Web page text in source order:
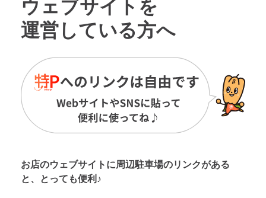
ウェブサイトを
運営している方へ
お店のウェブサイトに周辺駐車場のリンクがある
と、とっても便利♪